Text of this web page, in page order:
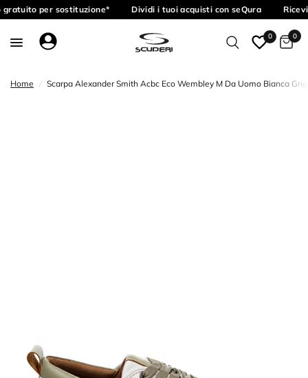
gratuito per sostituzione* Dividi i tuoi acquisti con seQura
0 0
Home / Scarpa Alexander Smith Acbc Eco Wembley M Da Uomo Bianca